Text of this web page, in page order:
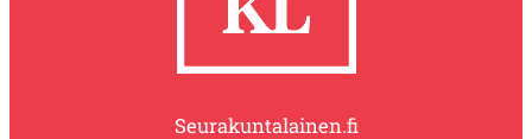
Seurakuntalainen.fi